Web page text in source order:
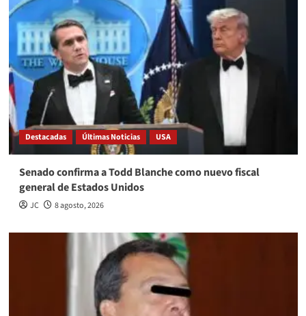
Destacadas Últimas Noticias USA
Senado confirma a Todd Blanche como nuevo fiscal
general de Estados Unidos
JC 8 agosto, 2026